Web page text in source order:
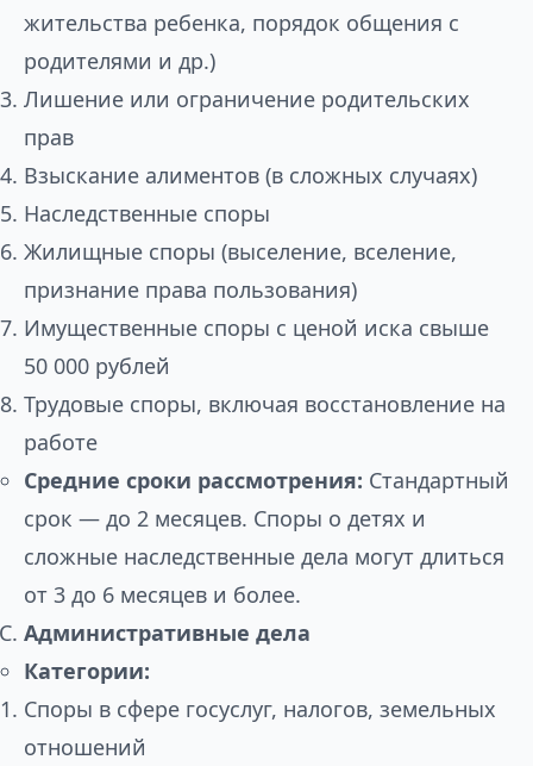
жительства ребенка, порядок общения с
родителями и др.)
Лишение или ограничение родительских
прав
Взыскание алиментов (в сложных случаях)
Наследственные споры
Жилищные споры (выселение, вселение,
признание права пользования)
Имущественные споры с ценой иска свыше
50 000 рублей
Трудовые споры, включая восстановление на
работе
Средние сроки рассмотрения: Стандартный
срок — до 2 месяцев. Споры о детях и
сложные наследственные дела могут длиться
от 3 до 6 месяцев и более.
Административные дела
Категории:
Споры в сфере госуслуг, налогов, земельных
отношений